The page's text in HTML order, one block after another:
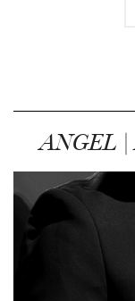
ANGEL |